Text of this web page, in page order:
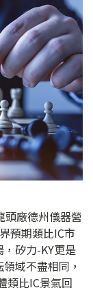
頭廠德州儀器營
預期類比IC市
矽力-KY更是
域不盡相同，
類比IC景氣回